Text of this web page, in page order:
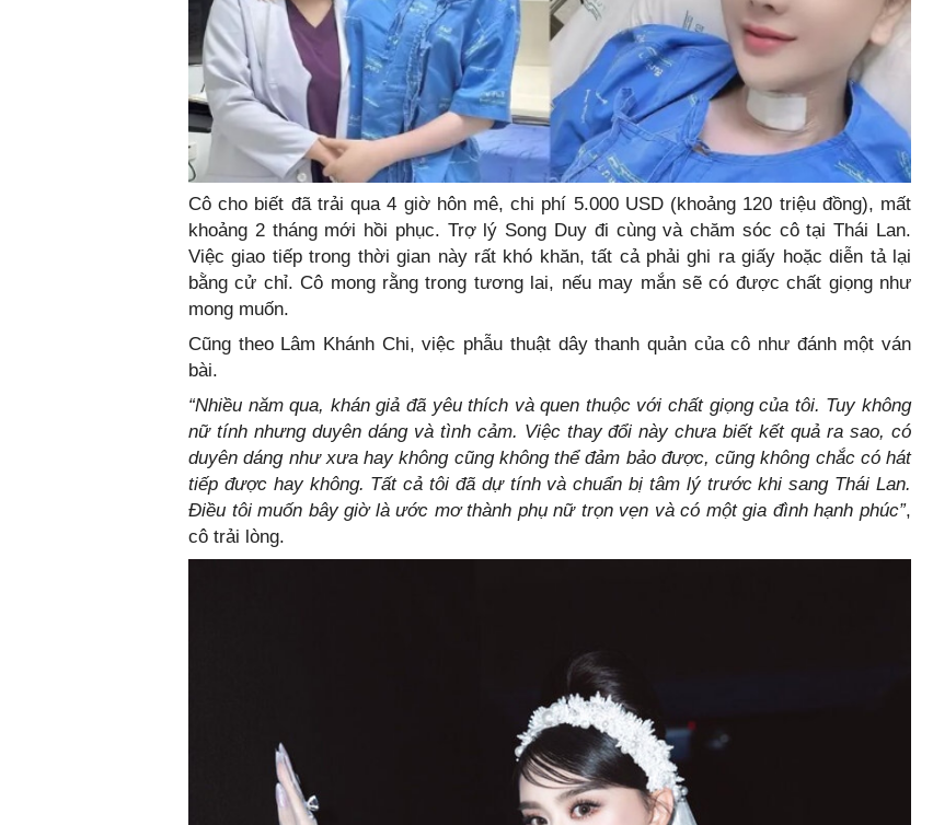
Cô cho biết đã trải qua 4 giờ hôn mê, chi phí 5.000 USD (khoảng 120 triệu đồng), mất
khoảng 2 tháng mới hồi phục. Trợ lý Song Duy đi cùng và chăm sóc cô tại Thái Lan.
Việc giao tiếp trong thời gian này rất khó khăn, tất cả phải ghi ra giấy hoặc diễn tả lại
bằng cử chỉ. Cô mong rằng trong tương lai, nếu may mắn sẽ có được chất giọng như
mong muốn.
Cũng theo Lâm Khánh Chi, việc phẫu thuật dây thanh quản của cô như đánh một ván
bài.
“Nhiều năm qua, khán giả đã yêu thích và quen thuộc với chất giọng của tôi. Tuy không
nữ tính nhưng duyên dáng và tình cảm. Việc thay đổi này chưa biết kết quả ra sao, có
duyên dáng như xưa hay không cũng không thể đảm bảo được, cũng không chắc có hát
tiếp được hay không. Tất cả tôi đã dự tính và chuẩn bị tâm lý trước khi sang Thái Lan.
Điều tôi muốn bây giờ là ước mơ thành phụ nữ trọn vẹn và có một gia đình hạnh phúc”,
cô trải lòng.